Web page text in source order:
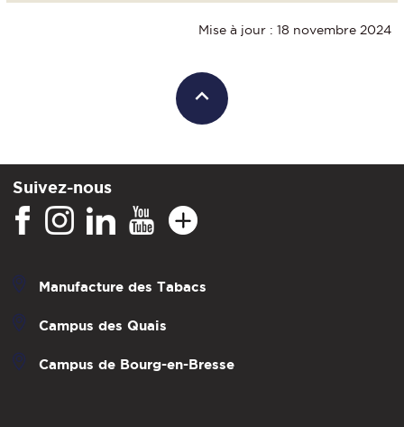
Mise à jour : 18 novembre 2024
Suivez-nous
Manufacture des Tabacs
Campus des Quais
Campus de Bourg-en-Bresse